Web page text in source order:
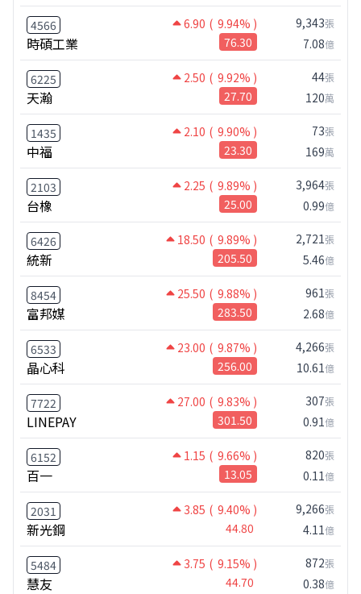
4566 6.90 ( 9.94% )
時碩工業 76.30
9,343張
7.08億
6225 2.50 ( 9.92% )
天瀚 27.70
44張
120萬
1435 2.10 ( 9.90% )
中福 23.30
73張
169萬
2103 2.25 ( 9.89% )
台橡 25.00
3,964張
0.99億
6426 18.50 ( 9.89% )
統新 205.50
2,721張
5.46億
8454 25.50 ( 9.88% )
富邦媒 283.50
961張
2.68億
6533 23.00 ( 9.87% )
晶心科 256.00
4,266張
10.61億
7722 27.00 ( 9.83% )
LINEPAY 301.50
307張
0.91億
6152 1.15 ( 9.66% )
百一 13.05
820張
0.11億
2031 3.85 ( 9.40% )
新光鋼 44.80
9,266張
4.11億
5484 3.75 ( 9.15% )
慧友 44.70
872張
0.38億